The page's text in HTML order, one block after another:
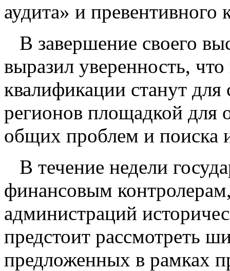
аудита» и превентивного
В завершение своего
выразил уверенность,
квалификации станут
регионов площадкой для
общих проблем и поиска
В течение недели
финансовым
администраций
предстоит рассмотреть
предложенных в рамках